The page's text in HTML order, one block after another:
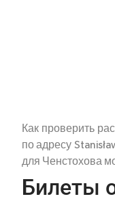
Как проверить
по адресу
для Ченстохова
Билеты